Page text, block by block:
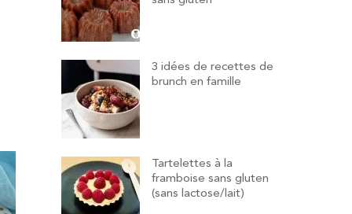
3 idées de recettes de
brunch en famille
Tartelettes à la
framboise sans gluten
(sans lactose/lait)